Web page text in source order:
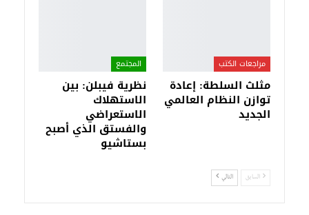
مراجعات الكتب
مثلث السلطة: إعادة
توازن النظام العالمي
الجديد
المجتمع
نظرية فيبلن: بين
الاستهلاك
الاستعراضي
والفستق الذي أصبح
بستاشيو
السابق التالي